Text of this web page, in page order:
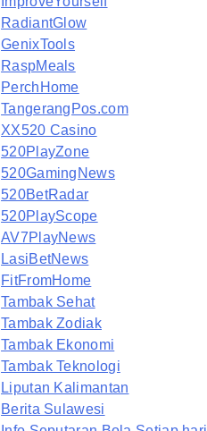
RadiantGlow
GenixTools
RaspMeals
PerchHome
TangerangPos.com
XX520 Casino
520PlayZone
520GamingNews
520BetRadar
520PlayScope
AV7PlayNews
LasiBetNews
FitFromHome
Tambak Sehat
Tambak Zodiak
Tambak Ekonomi
Tambak Teknologi
Liputan Kalimantan
Berita Sulawesi